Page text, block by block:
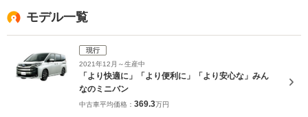
モデル一覧
現行
2021年12月～生産中
「より快適に」「より便利に」「より安心な」みん
なのミニバン
中古車平均価格： 369.3万円